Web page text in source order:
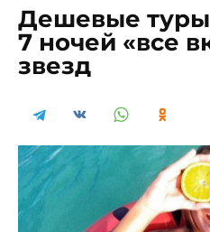
Дешевые
7 ночей «все
звезд